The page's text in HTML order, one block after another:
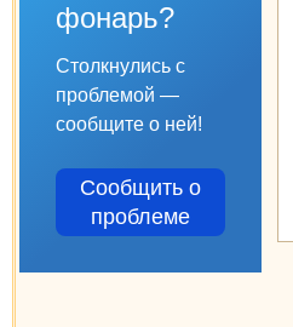
фонарь?
Столкнулись с
проблемой —
сообщите о ней!
Сообщить о
проблеме